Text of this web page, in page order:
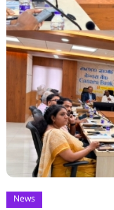
News